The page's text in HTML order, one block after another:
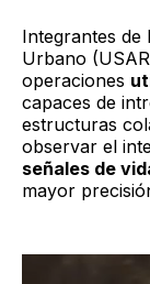
Integrantes de
Urbano
operaciones
capaces de
estructuras
observar el
señales de
mayor